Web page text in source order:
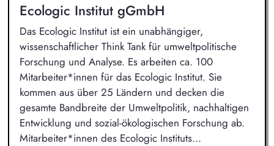
Ecologic Institut gGmbH
Das Ecologic Institut ist ein unabhängiger,
wissenschaftlicher Think Tank für umweltpolitische
Forschung und Analyse. Es arbeiten ca. 100
Mitarbeiter*innen für das Ecologic Institut. Sie
kommen aus über 25 Ländern und decken die
gesamte Bandbreite der Umweltpolitik, nachhaltigen
Entwicklung und sozial-ökologischen Forschung ab.
Mitarbeiter*innen des Ecologic Instituts...